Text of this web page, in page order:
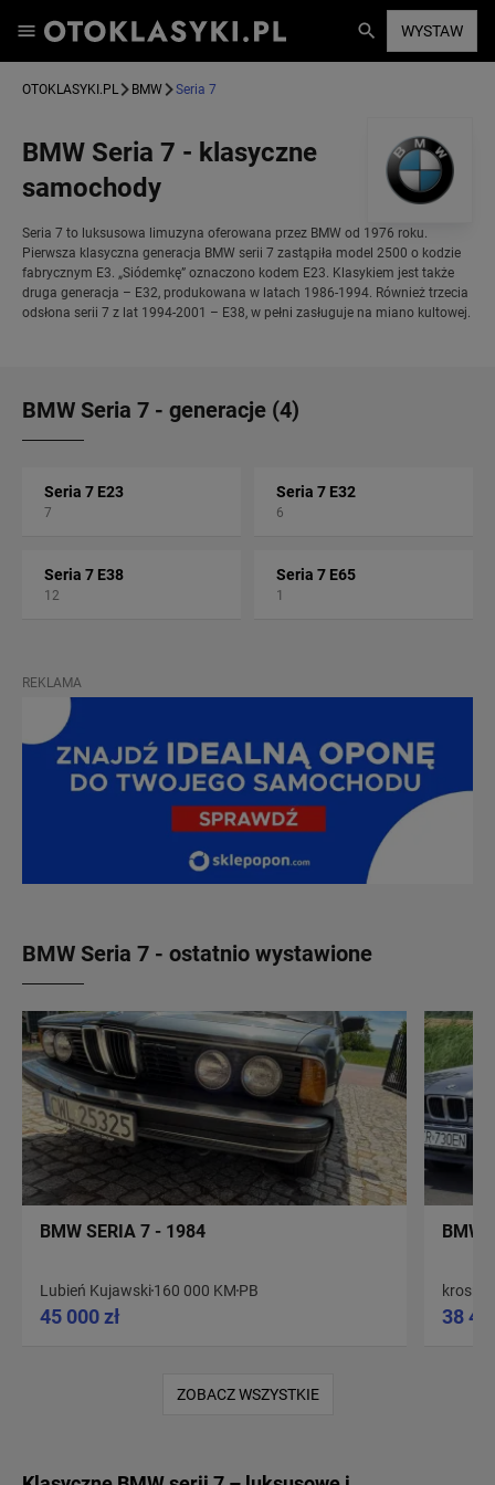
WYSTAW
OTOKLASYKI.PL BMW Seria 7
BMW Seria 7 - klasyczne
samochody
Seria 7 to luksusowa limuzyna oferowana przez BMW od 1976 roku.
Pierwsza klasyczna generacja BMW serii 7 zastąpiła model 2500 o kodzie
fabrycznym E3. „Siódemkę” oznaczono kodem E23. Klasykiem jest także
druga generacja – E32, produkowana w latach 1986-1994. Również trzecia
odsłona serii 7 z lat 1994-2001 – E38, w pełni zasługuje na miano kultowej.
BMW Seria 7 - generacje (4)
Seria 7 E23
7
Seria 7 E32
6
Seria 7 E38
12
Seria 7 E65
1
REKLAMA
BMW Seria 7 - ostatnio wystawione
BMW SERIA 7 - 1984
Lubień Kujawski160 000 KM PB
45 000 zł
BMW
krosno
38
ZOBACZ WSZYSTKIE